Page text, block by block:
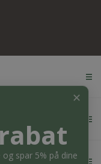
✕
spar 5% på dine